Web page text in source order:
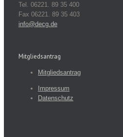
Tel. 06221. 89 35 400
Fax 06221. 89 35 403
info@decg.de
Mitgliedsantrag
Mitgliedsantrag
Impressum
Datenschutz